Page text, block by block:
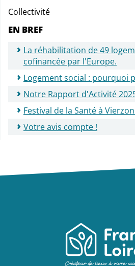
Collectivité
EN BREF
La réhabilitation de 49
cofinancée par l'Europe.
Logement social : pourquoi
Notre Rapport d'Activité
Festival de la Santé à
Votre avis compte !